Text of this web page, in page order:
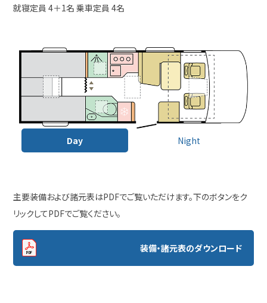
就寝定員 4＋1名 乗車定員 4名
Day Night
主要装備および諸元表はPDFでご覧いただけます。下のボタンをク
リックしてPDFでご覧ください。
装備・諸元表のダウンロード